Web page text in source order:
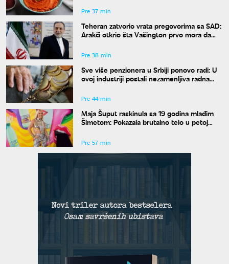
Pre 37 min
Teheran zatvorio vrata pregovorima sa SAD:
Arakči otkrio šta Vašington prvo mora da
Pre 38 min
Sve više penzionera u Srbiji ponovo radi: U
ovoj industriji postali nezamenljiva radna
Pre 44 min
Maja Šuput raskinula sa 19 godina mlađim
Šimetom: Pokazala brutalno telo u petoj
Pre 57 min